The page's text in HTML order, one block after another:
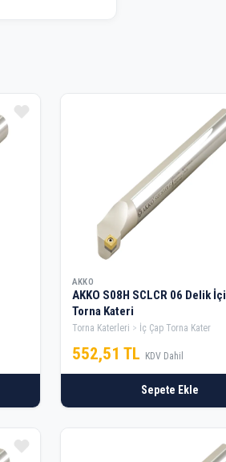
AKKO
AKKO S08H SCLCR 06 Delik İçi
Torna Kateri
Torna Katerleri İç Çap Torna Kater
552,51 TL KDV Dahil
Sepete Ekle